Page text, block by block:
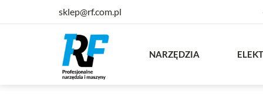
sklep@rf.com.pl
NARZĘDZIA